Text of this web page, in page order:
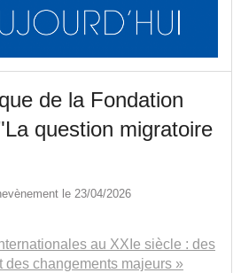
de la Fondation
question migratoire
le 23/04/2026
au XXIe siècle : des
des changements majeurs »